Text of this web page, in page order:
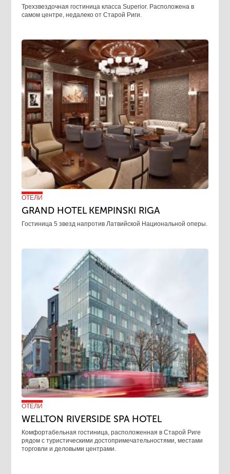
Трехзвездочная гостиница класса Superior. Расположена в
самом центре, недалеко от Старой Риги.
ОТЕЛИ
GRAND HOTEL KEMPINSKI RIGA
Гостиница 5 звезд напротив Латвийской Национальной оперы.
ОТЕЛИ
WELLTON RIVERSIDE SPA HOTEL
Комфортабельная гостиница, расположенная в Старой Риге
рядом с туристическими достопримечательностями, местами
торговли и деловыми центрами.